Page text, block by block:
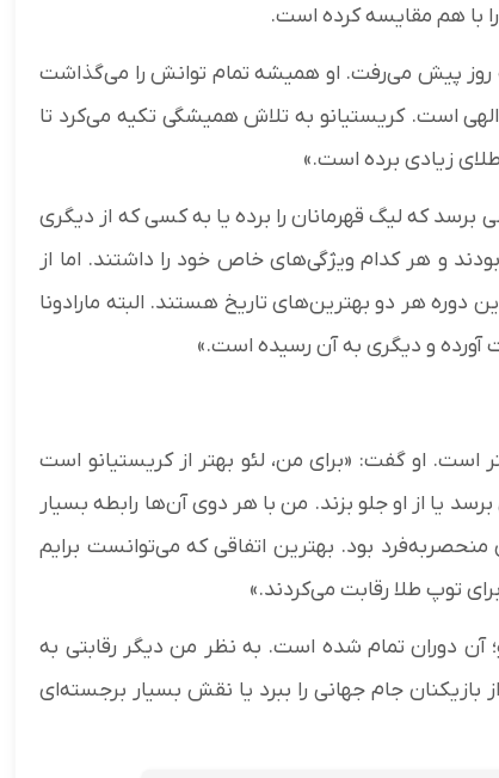
با هم مقایسه کرده است.
روز پیش می‌رفت. او همیشه تمام توانش را می‌گذاشت
است. کریستیانو به تلاش همیشگی تکیه می‌کرد تا
زیادی برده است.»
برسد که لیگ قهرمانان را برده یا به کسی که از دیگری
و هر کدام ویژگی‌های خاص خود را داشتند. اما از
دوره هر دو بهترین‌های تاریخ هستند. البته مارادونا
و دیگری به آن رسیده است.»
او گفت: «برای من، لئو بهتر از کریستیانو است
یا از او جلو بزند. من با هر دوی آن‌ها رابطه بسیار
بود. بهترین اتفاقی که می‌توانست برایم
توپ طلا رقابت می‌کردند.»
دوران تمام شده است. به نظر من دیگر رقابتی به
جام جهانی را ببرد یا نقش بسیار برجسته‌ای